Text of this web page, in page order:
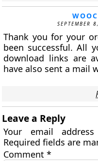
Thank you for your
been successful. All
download links are
have also sent a mail
Leave a Reply
Your email
Required fields are
Comment*